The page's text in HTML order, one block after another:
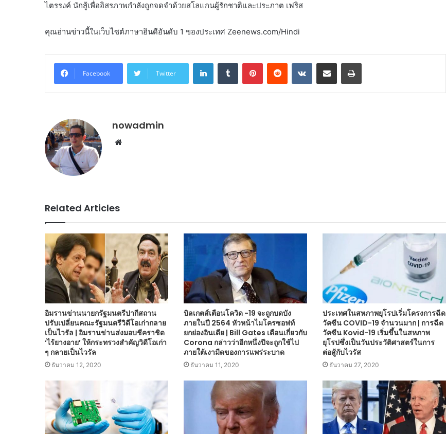
ไตรรงค์ นักสู้เพื่ออิสรภาพกำลังถูกจดจำด้วยสโลแกนผู้รักชาติและประภาต เฟริส
คุณอ่านข่าวนี้ในเว็บไซต์ภาษาฮินดีอันดับ 1 ของประเทศ Zeenews.com/Hindi
Facebook Twitter
LinkedInTumblr PinterestReddit VKontakteShare via Email Print
nowadmin
Website
Related Articles
อิมรานข่านนายกรัฐมนตรีปากีสถาน
ปรับเปลี่ยนคณะรัฐมนตรีวิดีโอเก่ากลาย
เป็นไวรัล | อิมรานข่านส่งมอบชีคราชิด
‘ไร้ยางอาย’ ให้กระทรวงสำคัญวิดีโอเก่า
ๆ กลายเป็นไวรัล
ธันวาคม 12, 2020
บิลเกตส์เตือนโควิด -19 จะถูกบดบัง
ภายในปี 2564 หัวหน้าไมโครซอฟท์
ยกย่องอินเดีย | Bill Gates เตือนเกี่ยวกับ
Corona กล่าวว่าอีกหนึ่งปีจะถูกใช้ไป
ภายใต้เงามืดของการแพร่ระบาด
ธันวาคม 11, 2020
ประเทศในสหภาพยุโรปเริ่มโครงการฉีด
วัคซีน COVID-19 จำนวนมาก | การฉีด
วัคซีน Kovid-19 เริ่มขึ้นในสหภาพ
ยุโรปซึ่งเป็นวันประวัติศาสตร์ในการ
ต่อสู้กับไวรัส
ธันวาคม 27, 2020